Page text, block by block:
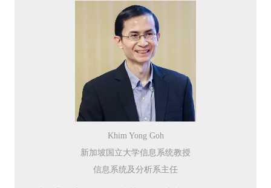
Khim Yong Goh
新加坡国立大学信息系统教授
信息系统及分析系主任